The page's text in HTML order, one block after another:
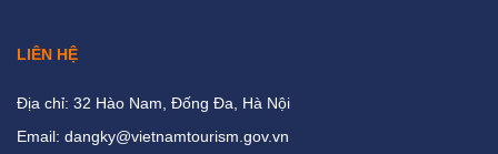
LIÊN HỆ
Địa chỉ: 32 Hào Nam, Đống Đa, Hà Nội
Email: dangky@vietnamtourism.gov.vn